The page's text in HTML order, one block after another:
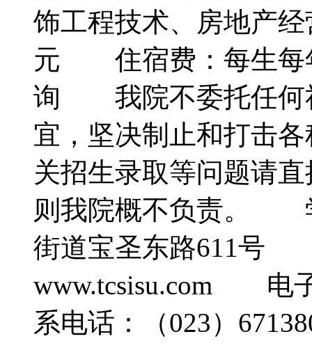
饰工程技术、房地产
元 住宿费：每生每
询 我院不委托任何
宜，坚决制止和打击
关招生录取等问题请
则我院概不负责。
街道宝圣东路611
www.tcsisu.com 电
系电话：（023）